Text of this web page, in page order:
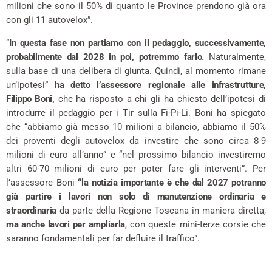
milioni che sono il 50% di quanto le Province prendono già ora
con gli 11 autovelox”.
“In questa fase non partiamo con il pedaggio, successivamente,
probabilmente dal 2028 in poi, potremmo farlo. Naturalmente,
sulla base di una delibera di giunta. Quindi, al momento rimane
un’ipotesi”
ha detto l’assessore regionale alle infrastrutture,
Filippo Boni, che ha risposto a chi gli ha chiesto dell’ipotesi di
introdurre il pedaggio per i Tir sulla Fi-Pi-Li. Boni ha spiegato
che “abbiamo già messo 10 milioni a bilancio, abbiamo il 50%
dei proventi degli autovelox da investire che sono circa 8-9
milioni di euro all’anno” e “nel prossimo bilancio investiremo
altri 60-70 milioni di euro per poter fare gli interventi”. Per
l’assessore Boni “la notizia importante è che dal 2027 potranno
già partire i lavori non solo di manutenzione ordinaria e
straordinaria da parte della Regione Toscana in maniera diretta,
ma anche lavori per ampliarla, con queste mini-terze corsie che
saranno fondamentali per far defluire il traffico”.